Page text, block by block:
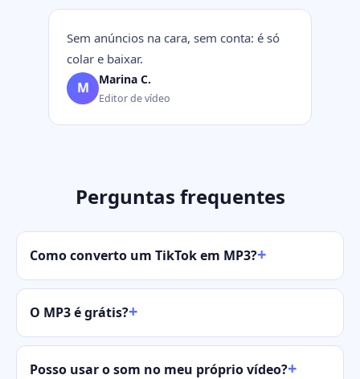
Sem anúncios na cara, sem conta: é só
colar e baixar.
M Marina C.
Editor de vídeo
Perguntas frequentes
Como converto um TikTok em MP3?
O MP3 é grátis?
Posso usar o som no meu próprio vídeo?